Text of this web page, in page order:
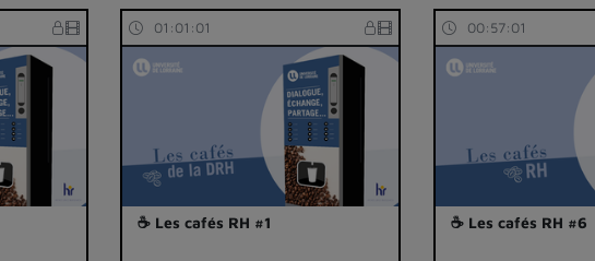
01:01:01
☕ Les cafés RH #1
00:57:01
☕ Les cafés RH #6